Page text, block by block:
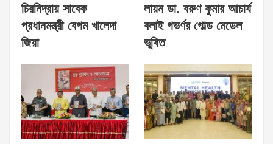
চিরনিদ্রায় সাবেক
প্রধানমন্ত্রী বেগম খালেদা
জিয়া
লায়ন ডা. বরুণ কুমার আচার্য
বলাই গভর্ণর গোল্ড মেডেল
ভূষিত